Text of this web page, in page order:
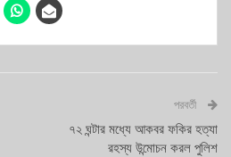
পরবর্তী
৭২ ঘন্টার মধ্যে আকবর ফকির হত্যা
রহস্য উন্মোচন করল পুলিশ